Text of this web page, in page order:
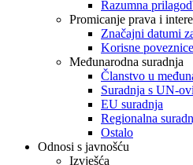
Razumna
Promicanje prava i
Značajni datumi
Korisne poveznice
Međunarodna suradnja
Članstvo u
Suradnja s UN-
EU suradnja
Regionalna
Ostalo
Odnosi s javnošću
Izvješća